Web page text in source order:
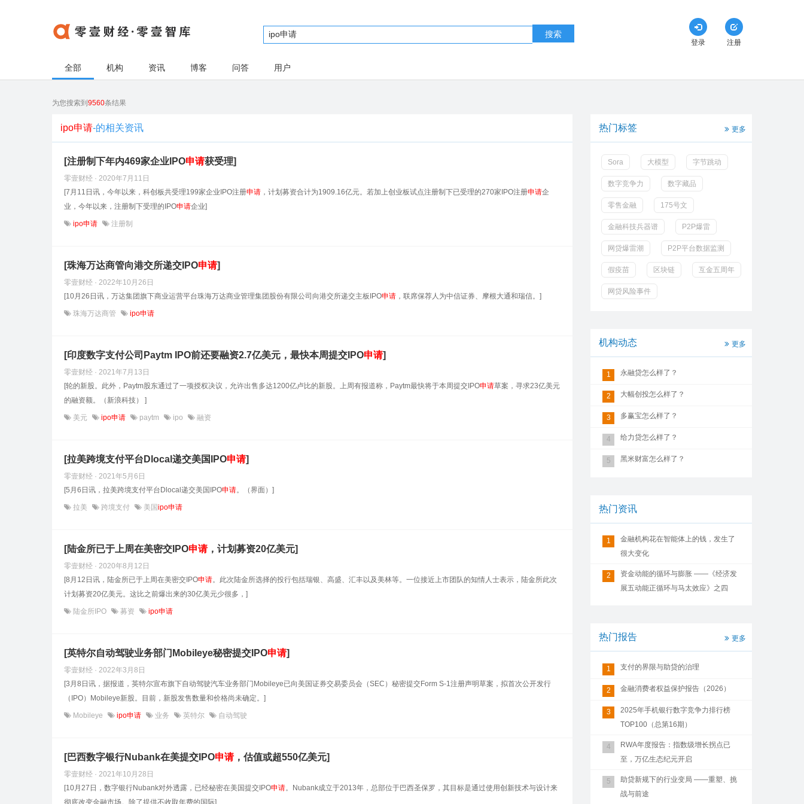
搜索
登录 注册
全部 机构 资讯 博客 问答 用户
为您搜索到 9560条结果
ipo申请-的相关资讯
[注册制下年内469家企业IPO申请获受理]
零壹财经 · 2020年7月11日
[7月11日讯，今年以来，科创板共受理199家企业IPO注册申请 ，计划募资合计为1909.16亿元。若加上创业板试点注册制下已受理的270家IPO注册申请企
业，今年以来，注册制下受理的IPO申请企业]
ipo申请 注册制
[珠海万达商管向港交所递交IPO申请]
零壹财经 · 2022年10月26日
[10月26日讯，万达集团旗下商业运营平台珠海万达商业管理集团股份有限公司向港交所递交主板IPO申请 ，联席保荐人为中信证券、摩根大通和瑞信。]
珠海万达商管 ipo申请
[印度数字支付公司Paytm IPO前还要融资2.7亿美元，最快本周提交IPO申请]
零壹财经 · 2021年7月13日
[轮的新股。此外，Paytm股东通过了一项授权决议，允许出售多达1200亿卢比的新股。上周有报道称，Paytm最快将于本周提交IPO申请草案，寻求23亿美元
的融资额。（新浪科技） ]
美元 ipo申请 paytm ipo 融资
[拉美跨境支付平台Dlocal递交美国IPO申请]
零壹财经 · 2021年5月6日
[5月6日讯，拉美跨境支付平台Dlocal递交美国IPO申请。（界面）]
拉美 跨境支付 美国ipo申请
[陆金所已于上周在美密交IPO申请，计划募资20亿美元]
零壹财经 · 2020年8月12日
[8月12日讯，陆金所已于上周在美密交IPO申请。此次陆金所选择的投行包括瑞银、高盛、汇丰以及美林等。一位接近上市团队的知情人士表示，陆金所此次
计划募资20亿美元。这比之前爆出来的30亿美元少很多，]
陆金所IPO 募资 ipo申请
[英特尔自动驾驶业务部门Mobileye秘密提交IPO申请]
零壹财经 · 2022年3月8日
[3月8日讯，据报道，英特尔宣布旗下自动驾驶汽车业务部门Mobileye已向美国证券交易委员会（SEC）秘密提交Form S-1注册声明草案，拟首次公开发行
（IPO）Mobileye新股。目前，新股发售数量和价格尚未确定。]
Mobileye ipo申请 业务 英特尔 自动驾驶
[巴西数字银行Nubank在美提交IPO申请，估值或超550亿美元]
零壹财经 · 2021年10月28日
[10月27日，数字银行Nubank对外透露，已经秘密在美国提交IPO申请。Nubank成立于2013年，总部位于巴西圣保罗，其目标是通过使用创新技术与设计来
彻底改变金融市场。除了提供不收取年费的国际]
热门标签 更多
Sora 大模型 字节跳动
数字竞争力 数字藏品
零售金融 175号文
金融科技兵器谱 P2P爆雷
网贷爆雷潮 P2P平台数据监测
假疫苗 区块链 互金五周年
网贷风险事件
机构动态 更多
1 永融贷怎么样了？
2 大幅创投怎么样了？
3 多赢宝怎么样了？
4 给力贷怎么样了？
5 黑米财富怎么样了？
热门资讯
1
金融机构花在智能体上的钱，发生了
很大变化
2
资金动能的循环与膨胀 ——《经济发
展五动能正循环与马太效应》之四
热门报告 更多
1 支付的界限与助贷的治理
2 金融消费者权益保护报告（2026）
3
2025年手机银行数字竞争力排行榜
TOP100（总第16期）
4
RWA年度报告：指数级增长拐点已
至，万亿生态纪元开启
5
助贷新规下的行业变局 ——重塑、挑
战与前途